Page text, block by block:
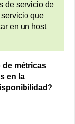
de servicio de
que
en un host
de métricas
en la